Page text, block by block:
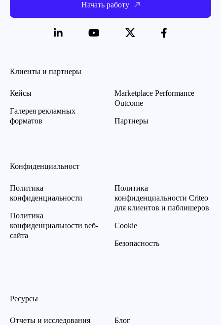
Начать работу
Клиенты и партнеры
Кейсы
Галерея рекламных
форматов
Marketplace Performance
Outcome
Партнеры
Конфиденциальност
Политика
конфиденциальности
Политика
конфиденциальности веб-
сайта
Политика
конфиденциальности Criteo
для клиентов и паблишеров
Cookie
Безопасность
Ресурсы
Отчеты и исследования Блог